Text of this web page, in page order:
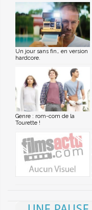
Un jour sans fin… en version
hardcore.
Genre : rom-com de la
Tourette !